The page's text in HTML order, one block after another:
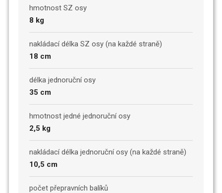
hmotnost SZ osy
8 kg
nakládací délka SZ osy (na každé straně)
18 cm
délka jednoruční osy
35 cm
hmotnost jedné jednoruční osy
2,5 kg
nakládací délka jednoruční osy (na každé straně)
10,5 cm
počet přepravních balíků